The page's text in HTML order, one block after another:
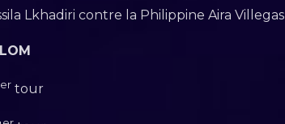
Lkhadiri contre la Philippine Aira Villegas
er tour